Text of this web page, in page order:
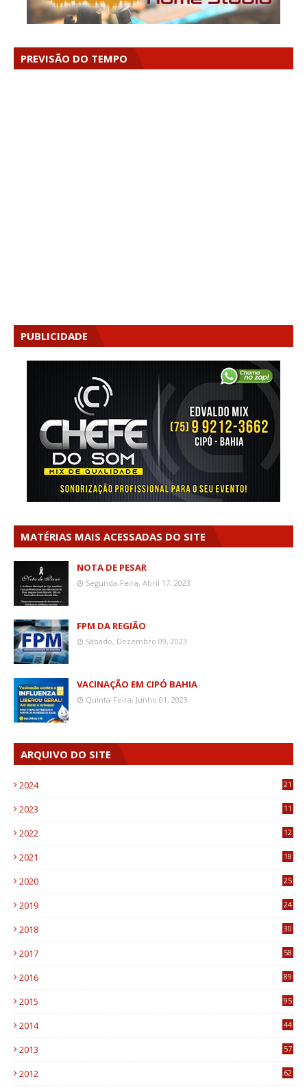
PREVISÃO DO TEMPO
PUBLICIDADE
MATÉRIAS MAIS ACESSADAS DO SITE
NOTA DE PESAR
Segunda-Feira, Abril 17, 2023
FPM DA REGIÃO
Sábado, Dezembro 09, 2023
VACINAÇÃO EM CIPÓ BAHIA
Quinta-Feira, Junho 01, 2023
ARQUIVO DO SITE
2024 21
2023
11
2022
12
2021
18
2020
25
2019
24
2018
30
2017
58
2016
89
2015
95
2014
44
2013
57
2012
62